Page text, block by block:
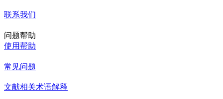
联系我们
问题帮助
使用帮助
常见问题
文献相关术语解释